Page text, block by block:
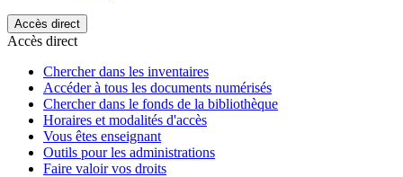
Accès direct
Accès direct
Chercher dans les inventaires
Accéder à tous les documents numérisés
Chercher dans le fonds de la bibliothèque
Horaires et modalités d'accès
Vous êtes enseignant
Outils pour les administrations
Faire valoir vos droits